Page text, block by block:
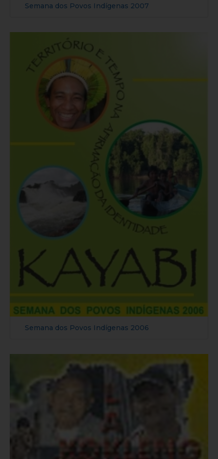
Semana dos Povos Indígenas 2007
Semana dos Povos Indígenas 2006